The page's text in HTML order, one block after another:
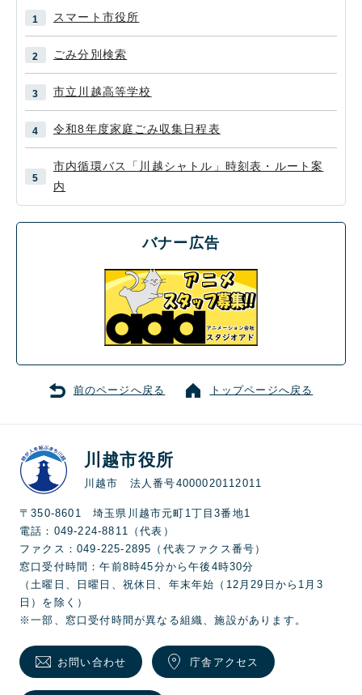
スマート市役所
ごみ分別検索
市立川越高等学校
令和8年度家庭ごみ収集日程表
市内循環バス「川越シャトル」時刻表・ルート案
内
バナー広告
前のページへ戻る トップページへ戻る
川越市役所
川越市 法人番号4000020112011
〒350-8601 埼玉県川越市元町1丁目3番地1
電話：049-224-8811（代表）
ファクス：049-225-2895（代表ファクス番号）
窓口受付時間：午前8時45分から午後4時30分
（土曜日、日曜日、祝休日、年末年始（12月29日から1月3
日）を除く）
※一部、窓口受付時間が異なる組織、施設があります。
お問い合わせ 庁舎アクセス